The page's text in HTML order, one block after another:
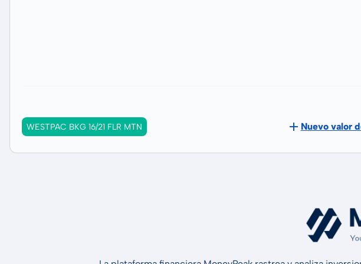
WESTPAC BKG 16/21 FLR MTN Nuevo valor